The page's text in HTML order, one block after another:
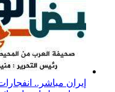
إيران مباشر..